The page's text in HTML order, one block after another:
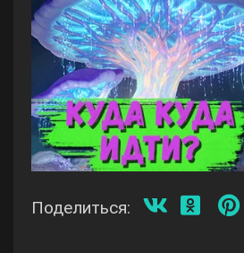
Поделиться: